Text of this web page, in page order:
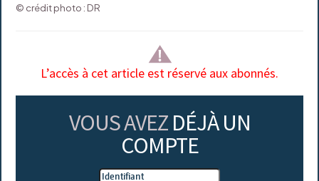
© crédit photo : DR
L’accès à cet article est réservé aux abonnés.
VOUS AVEZ DÉJÀ UN
COMPTE